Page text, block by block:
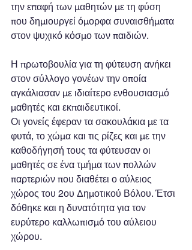
την επαφή των μαθητών με τη φύση
που δημιουργεί όμορφα συναισθήματα
στον ψυχικό κόσμο των παιδιών.
Η πρωτοβουλία για τη φύτευση ανήκει
στον σύλλογο γονέων την οποία
αγκάλιασαν με ιδιαίτερο ενθουσιασμό
μαθητές και εκπαιδευτικοί.
Οι γονείς έφεραν τα σακουλάκια με τα
φυτά, το χώμα και τις ρίζες και με την
καθοδήγησή τους τα φύτευσαν οι
μαθητές σε ένα τμήμα των πολλών
παρτεριών που διαθέτει ο αύλειος
χώρος του 2ου Δημοτικού Βόλου. Έτσι
δόθηκε και η δυνατότητα για τον
ευρύτερο καλλωπισμό του αύλειου
χώρου.